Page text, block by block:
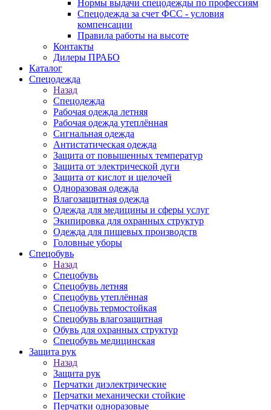
Нормы выдачи спецодежды по профессиям
Спецодежда за счет ФСС - условия
компенсации
Правила работы на высоте
Контакты
Дилеры ПРАБО
Каталог
Спецодежда
Назад
Спецодежда
Рабочая одежда летняя
Рабочая одежда утеплённая
Сигнальная одежда
Антистатическая одежда
Защита от повышенных температур
Защита от электрической дуги
Защита от кислот и щелочей
Одноразовая одежда
Влагозащитная одежда
Одежда для медицины и сферы услуг
Экипировка для охранных структур
Одежда для пищевых производств
Головные уборы
Спецобувь
Назад
Спецобувь
Спецобувь летняя
Спецобувь утеплённая
Спецобувь термостойкая
Спецобувь влагозащитная
Обувь для охранных структур
Спецобувь медицинская
Защита рук
Назад
Защита рук
Перчатки диэлектрические
Перчатки механически стойкие
Перчатки одноразовые